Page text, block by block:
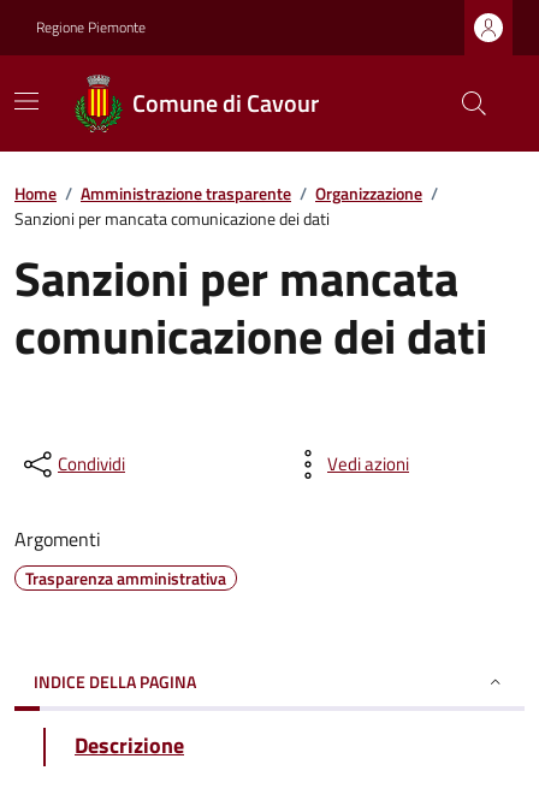
Regione Piemonte
Comune di Cavour
Home / Amministrazione trasparente / Organizzazione /
Sanzioni per mancata comunicazione dei dati
Sanzioni per mancata
comunicazione dei dati
Condividi Vedi azioni
Argomenti
Trasparenza amministrativa
INDICE DELLA PAGINA
Descrizione